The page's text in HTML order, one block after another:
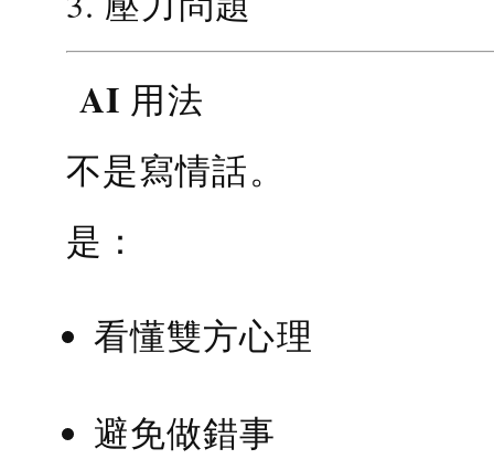
AI 用法
不是寫情話。
是：
看懂雙方心理
避免做錯事